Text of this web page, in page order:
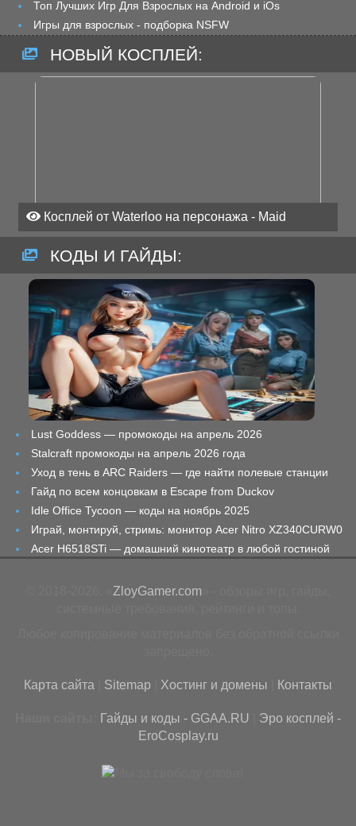
Топ Лучших Игр Для Взрослых на Android и iOs
Игры для взрослых - подборка NSFW
НОВЫЙ КОСПЛЕЙ:
Косплей от Waterloo на персонажа - Maid
КОДЫ И ГАЙДЫ:
Lust Goddess — промокоды на апрель 2026
Stalcraft промокоды на апрель 2026 года
Уход в тень в ARC Raiders — где найти полевые станции
Гайд по всем концовкам в Escape from Duckov
Idle Office Tycoon — коды на ноябрь 2025
Играй, монтируй, стримь: монитор Acer Nitro XZ340CURW0
Acer H6518STi — домашний кинотеатр в любой гостиной
ZloyGamer.com
Карта сайта Sitemap Хостинг и домены Контакты
Гайды и коды - GGAA.RU
Эро косплей -
EroCosplay.ru